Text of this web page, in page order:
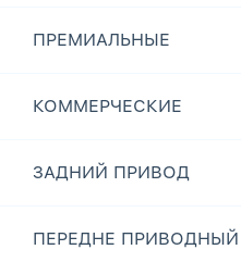
ПРЕМИАЛЬНЫЕ
КОММЕРЧЕСКИЕ
ЗАДНИЙ ПРИВОД
ПЕРЕДНЕ ПРИВОДНЫЙ